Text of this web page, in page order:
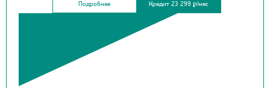
Подробнее Кредит 23 299 ₽/мес